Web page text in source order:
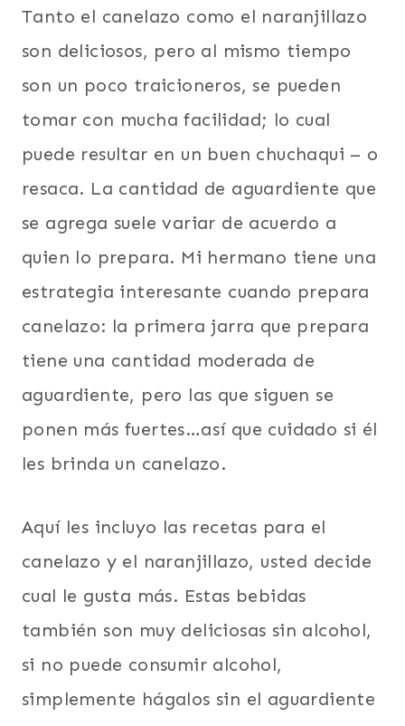
Tanto el canelazo como el naranjillazo
son deliciosos, pero al mismo tiempo
son un poco traicioneros, se pueden
tomar con mucha facilidad; lo cual
puede resultar en un buen chuchaqui – o
resaca. La cantidad de aguardiente que
se agrega suele variar de acuerdo a
quien lo prepara. Mi hermano tiene una
estrategia interesante cuando prepara
canelazo: la primera jarra que prepara
tiene una cantidad moderada de
aguardiente, pero las que siguen se
ponen más fuertes…así que cuidado si él
les brinda un canelazo.
Aquí les incluyo las recetas para el
canelazo y el naranjillazo, usted decide
cual le gusta más. Estas bebidas
también son muy deliciosas sin alcohol,
si no puede consumir alcohol,
simplemente hágalos sin el aguardiente